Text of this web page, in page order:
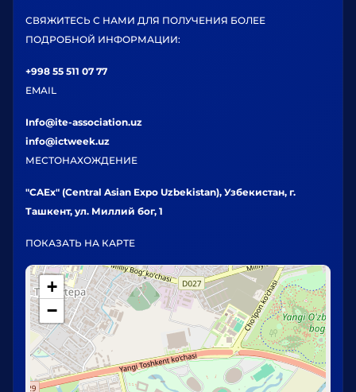
СВЯЖИТЕСЬ С НАМИ ДЛЯ ПОЛУЧЕНИЯ БОЛЕЕ
ПОДРОБНОЙ ИНФОРМАЦИИ:
+998 55 511 07 77
EMAIL
Info@ite-association.uz
info@ictweek.uz
МЕСТОНАХОЖДЕНИЕ
"CAEx" (Central Asian Expo Uzbekistan), Узбекистан, г.
Ташкент, ул. Миллий бог, 1
ПОКАЗАТЬ НА КАРТЕ
+
−